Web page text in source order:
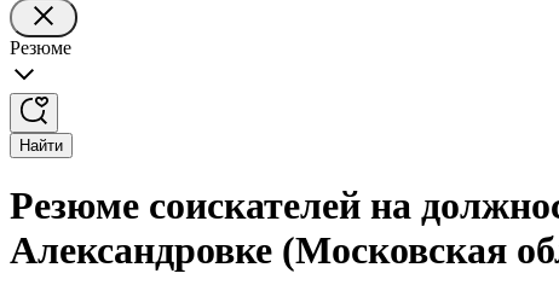
Резюме
Найти
Резюме соискателей на
Александровке (Московская